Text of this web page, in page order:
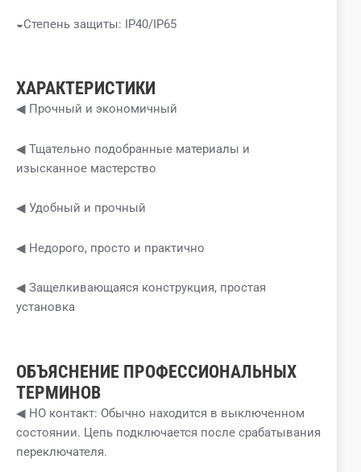
◒Степень защиты: IP40/IP65
ХАРАКТЕРИСТИКИ
◀ Прочный и экономичный
◀ Тщательно подобранные материалы и
изысканное мастерство
◀ Удобный и прочный
◀ Недорого, просто и практично
◀ Защелкивающаяся конструкция, простая
установка
ОБЪЯСНЕНИЕ ПРОФЕССИОНАЛЬНЫХ
ТЕРМИНОВ
◀ НО контакт: Обычно находится в выключенном
состоянии. Цепь подключается после срабатывания
переключателя.